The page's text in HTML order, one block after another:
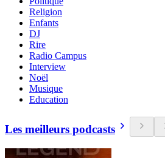
Religion
Enfants
DJ
Rire
Radio Campus
Interview
Noël
Musique
Education
Les meilleurs podcasts